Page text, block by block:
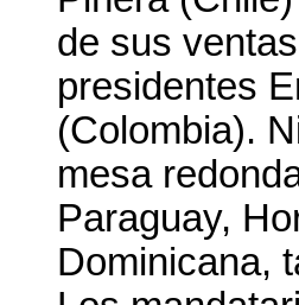
de sus
presidentes
(Colombia).
mesa
Paraguay,
Dominicana,